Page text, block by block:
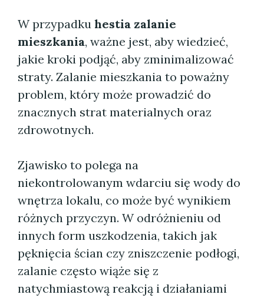
W przypadku hestia zalanie
mieszkania, ważne jest, aby wiedzieć,
jakie kroki podjąć, aby zminimalizować
straty. Zalanie mieszkania to poważny
problem, który może prowadzić do
znacznych strat materialnych oraz
zdrowotnych.
Zjawisko to polega na
niekontrolowanym wdarciu się wody do
wnętrza lokalu, co może być wynikiem
różnych przyczyn. W odróżnieniu od
innych form uszkodzenia, takich jak
pęknięcia ścian czy zniszczenie podłogi,
zalanie często wiąże się z
natychmiastową reakcją i działaniami